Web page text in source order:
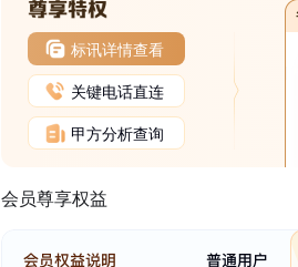
标讯详情查看
关键电话直连
甲方分析查询
会员尊享权益